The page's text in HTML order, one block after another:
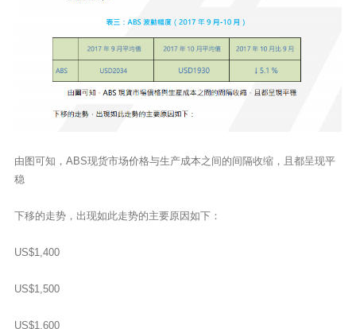
由图可知，ABS现货市场价格与生产成本之间的间隔收缩，且都呈现平
稳
下移的走势，出现如此走势的主要原因如下：
US$1,400
US$1,500
US$1,600